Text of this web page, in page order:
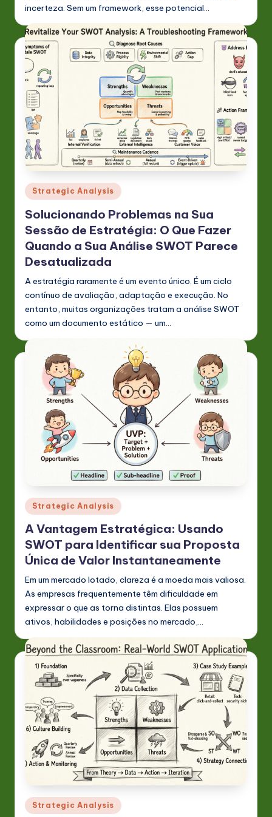
incerteza. Sem um framework, esse potencial…
Posted
in
Strategic Analysis
Solucionando Problemas na Sua
Sessão de Estratégia: O Que Fazer
Quando a Sua Análise SWOT Parece
Desatualizada
A estratégia raramente é um evento único. É um ciclo
contínuo de avaliação, adaptação e execução. No
entanto, muitas organizações tratam a análise SWOT
como um documento estático — um…
Posted
in
Strategic Analysis
A Vantagem Estratégica: Usando
SWOT para Identificar sua Proposta
Única de Valor Instantaneamente
Em um mercado lotado, clareza é a moeda mais valiosa.
As empresas frequentemente têm dificuldade em
expressar o que as torna distintas. Elas possuem
ativos, habilidades e posições no mercado,…
Posted
Strategic Analysis